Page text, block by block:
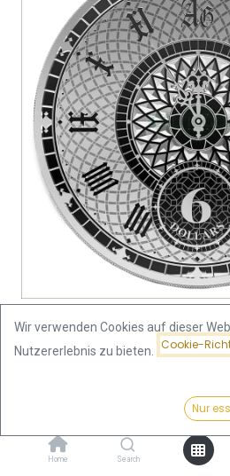
Preis:
76,82 €
Home Search
Tokelau Chronos 1
Wir verwenden Cookies auf dieser
Nutzererlebnis zu bieten.
Cookie-
Nur